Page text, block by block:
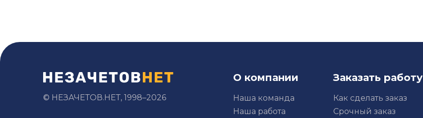
© НЕЗАЧЕТОВ.НЕТ, 1998–2026
О компании
Наша команда
Наша работа
Заказать работу
Как сделать заказ
Срочный заказ